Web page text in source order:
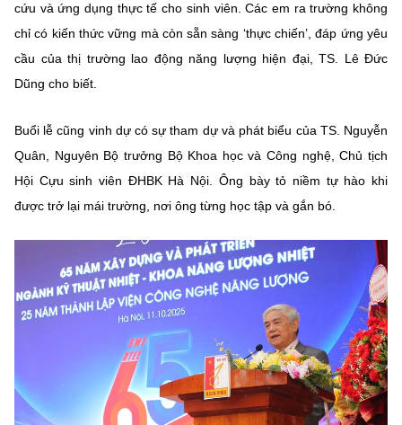
cứu và ứng dụng thực tế cho sinh viên. Các em ra trường không
chỉ có kiến thức vững mà còn sẵn sàng ‘thực chiến’, đáp ứng yêu
cầu của thị trường lao động năng lượng hiện đại, TS. Lê Đức
Dũng cho biết.
Buổi lễ cũng vinh dự có sự tham dự và phát biểu của TS. Nguyễn
Quân, Nguyên Bộ trưởng Bộ Khoa học và Công nghệ, Chủ tịch
Hội Cựu sinh viên ĐHBK Hà Nội. Ông bày tỏ niềm tự hào khi
được trở lại mái trường, nơi ông từng học tập và gắn bó.